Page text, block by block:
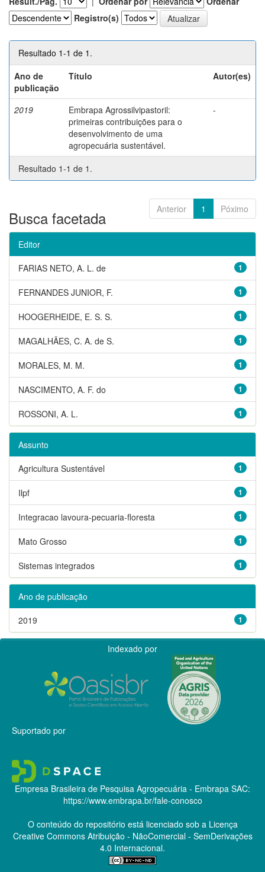
Registro(s)
Resultado 1-1 de 1.
Ano de
publicação
Título Autor(es)
2019
Embrapa Agrossilvipastoril:
primeiras contribuições para o
desenvolvimento de uma
agropecuária sustentável.
-
Resultado 1-1 de 1.
Anterior 1 Póximo
Busca facetada
Editor
1
FARIAS NETO, A. L. de
1
FERNANDES JUNIOR, F.
1
HOOGERHEIDE, E. S. S.
1
MAGALHÃES, C. A. de S.
1
MORALES, M. M.
1
NASCIMENTO, A. F. do
1
ROSSONI, A. L.
Assunto
1
Agricultura Sustentável
1
Ilpf
1
Integracao lavoura-pecuaria-floresta
1
Mato Grosso
1
Sistemas integrados
Ano de publicação
1
2019
Indexado por
Suportado por
Empresa Brasileira de Pesquisa Agropecuária - Embrapa SAC:
https://www.embrapa.br/fale-conosco
O conteúdo do repositório está licenciado sob a Licença
Creative CommonsAtribuição - NãoComercial - SemDerivações
4.0 Internacional.